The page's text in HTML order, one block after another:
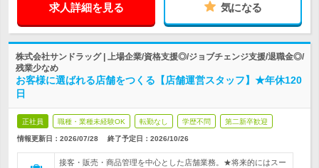
求人詳細を見る 気になる
株式会社サンドラッグ | 上場企業/資格支援◎/ジョブチェンジ支援/退職金◎/
残業少なめ
お客様に選ばれる店舗をつくる【店舗運営スタッフ】★年休120
日
正社員 職種・業種未経験OK 転勤なし 学歴不問 第二新卒歓迎
情報更新日：2026/07/28 終了予定日： 2026/10/26
接客・販売・商品管理を中心とした店舗業務。★将来的にはスー